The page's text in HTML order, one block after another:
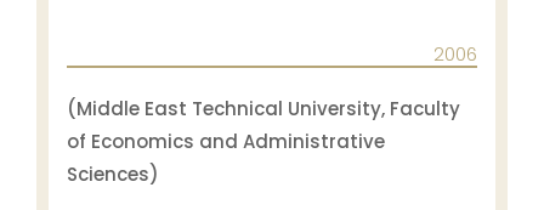
2006
(Middle East Technical University, Faculty
of Economics and Administrative
Sciences)